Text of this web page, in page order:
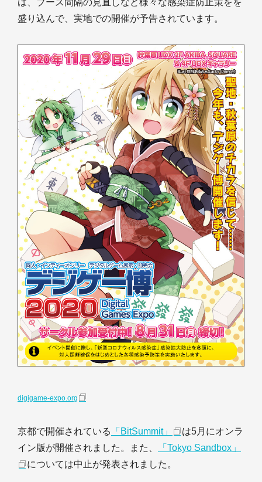
は、ブース間隔の見直しなど様々な感染症防止策をを
盛り込んで、実地での開催が予告されています。
digigame-expo.org
京都で開催されている 「BitSummit」
は5月にオンラ
イン版が開催されました。また、
「Tokyo Sandbox」
については中止が発表されました。